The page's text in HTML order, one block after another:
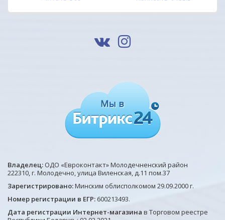
Владелец: ОДО «Евроконтакт» Молодечненский район
222310, г. Молодечно, улица Виленская, д.11 пом.37
Зарегистрировано:Минским облисполкомом 29.09.2000 г.
Номер регистрации в ЕГР: 600213493.
Дата регистрации Интернет-магазина в Торговом реестре